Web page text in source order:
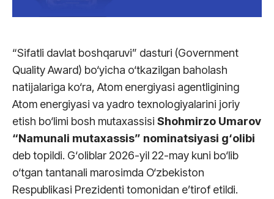
“Sifatli davlat boshqaruvi” dasturi (Government
Quality Award) bo‘yicha o‘tkazilgan baholash
natijalariga ko‘ra, Atom energiyasi agentligining
Atom energiyasi va yadro texnologiyalarini joriy
etish bo‘limi bosh mutaxassisi Shohmirzo Umarov
“Namunali mutaxassis” nominatsiyasi g‘olibi
deb topildi. G‘oliblar 2026-yil 22-may kuni bo‘lib
o‘tgan tantanali marosimda O‘zbekiston
Respublikasi Prezidenti tomonidan e’tirof etildi.